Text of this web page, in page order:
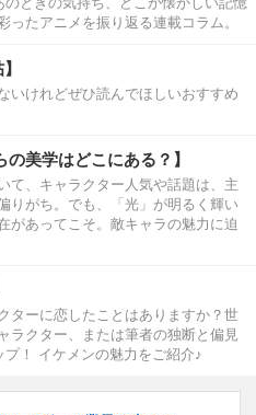
たアニメを振り返る連載コラム。
いけれどぜひ読んでほしいおすすめ
の美学はどこにある？】
て、キャラクター人気や話題は、主
りがち。でも、「光」が明るく輝い
があってこそ。敵キャラの魅力に迫
ターに恋したことはありますか？世
ラクター、または筆者の独断と偏見
プ！ イケメンの魅力をご紹介♪